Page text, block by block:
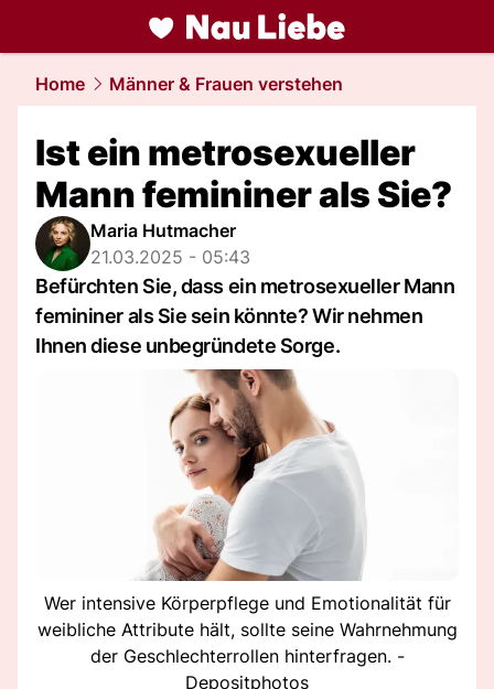
liebe.NAU.ch
Home Männer & Frauen verstehen
Ist ein metrosexueller
Mann femininer als Sie?
Maria Hutmacher
21.03.2025 - 05:43
Befürchten Sie, dass ein metrosexueller Mann
femininer als Sie sein könnte? Wir nehmen
Ihnen diese unbegründete Sorge.
Wer intensive Körperpflege und Emotionalität für
weibliche Attribute hält, sollte seine Wahrnehmung
der Geschlechterrollen hinterfragen. -
Depositphotos